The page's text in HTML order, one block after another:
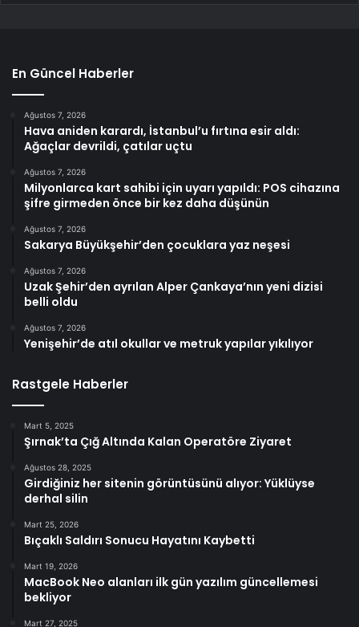
En Güncel Haberler
Ağustos 7, 2026
Hava aniden karardı, İstanbul’u fırtına esir aldı:
Ağaçlar devrildi, çatılar uçtu
Ağustos 7, 2026
Milyonlarca kart sahibi için uyarı yapıldı: POS cihazına
şifre girmeden önce bir kez daha düşünün
Ağustos 7, 2026
Sakarya Büyükşehir’den çocuklara yaz neşesi
Ağustos 7, 2026
Uzak Şehir’den ayrılan Alper Çankaya’nın yeni dizisi
belli oldu
Ağustos 7, 2026
Yenişehir’de atıl okullar ve metruk yapılar yıkılıyor
Rastgele Haberler
Mart 5, 2025
Şırnak’ta Çığ Altında Kalan Operatöre Ziyaret
Ağustos 28, 2025
Girdiğiniz her sitenin görüntüsünü alıyor: Yüklüyse
derhal silin
Mart 25, 2026
Bıçaklı Saldırı Sonucu Hayatını Kaybetti
Mart 19, 2026
MacBook Neo alanları ilk gün yazılım güncellemesi
bekliyor
Mart 27, 2025